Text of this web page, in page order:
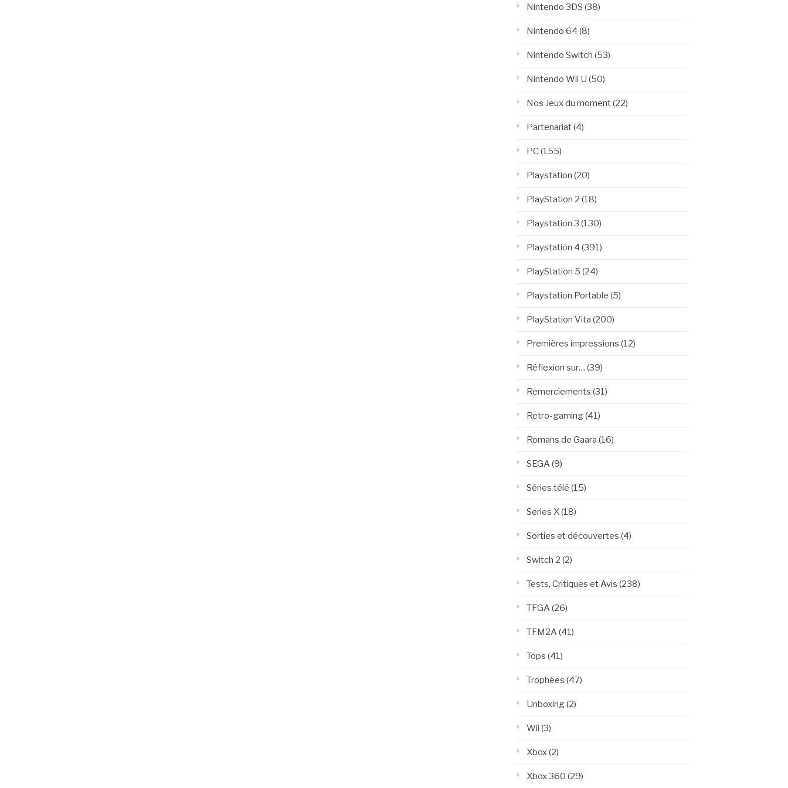
Nintendo 3DS (38)
Nintendo 64 (8)
Nintendo Switch (53)
Nintendo Wii U (50)
Nos Jeux du moment(22)
Partenariat(4)
PC(155)
Playstation (20)
PlayStation 2 (18)
Playstation 3 (130)
Playstation 4 (391)
PlayStation 5 (24)
Playstation Portable (5)
PlayStation Vita (200)
Premières impressions (12)
Réflexion sur… (39)
Remerciements (31)
Retro-gaming(41)
Romans de Gaara (16)
SEGA (9)
Séries télé (15)
Series X(18)
Sorties et découvertes (4)
Switch 2 (2)
Tests, Critiques et Avis (238)
TFGA (26)
TFM2A (41)
Tops (41)
Trophées (47)
Unboxing(2)
Wii (3)
Xbox(2)
Xbox 360 (29)